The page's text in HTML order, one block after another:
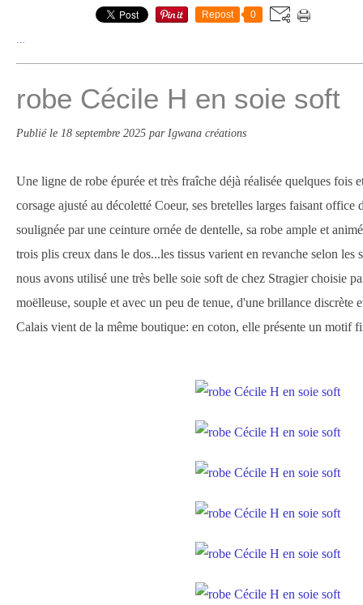
Repost 0
robe Cécile H en soie soft
Publié le 18 septembre 2025 par Igwana créations
Une ligne de robe épurée et très fraîche déjà réalisée quelques fois
corsage ajusté au décoletté Coeur, ses bretelles larges faisant office
soulignée par une ceinture ornée de dentelle, sa robe ample et
trois plis creux dans le dos...les tissus varient en revanche selon les
nous avons utilisé une très belle soie soft de chez Stragier choisie
moëlleuse, souple et avec un peu de tenue, d'une brillance discrète
Calais vient de la même boutique: en coton, elle présente un motif